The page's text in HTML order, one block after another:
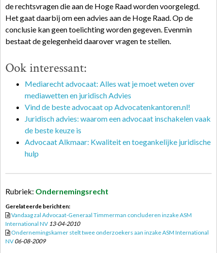
de rechtsvragen die aan de Hoge Raad worden voorgelegd.
Het gaat daarbij om een advies aan de Hoge Raad. Op de
conclusie kan geen toelichting worden gegeven. Evenmin
bestaat de gelegenheid daarover vragen te stellen.
Ook interessant:
Mediarecht advocaat: Alles wat je moet weten over
mediawetten en juridisch Advies
Vind de beste advocaat op Advocatenkantoren.nl!
Juridisch advies: waarom een advocaat inschakelen vaak
de beste keuze is
Advocaat Alkmaar: Kwaliteit en toegankelijke juridische
hulp
Rubriek: Ondernemingsrecht
Gerelateerde berichten:
Vandaag zal Advocaat-Generaal Timmerman concluderen inzake ASM
International NV 13-04-2010
Ondernemingskamer stelt twee onderzoekers aan inzake ASM International
NV 06-08-2009